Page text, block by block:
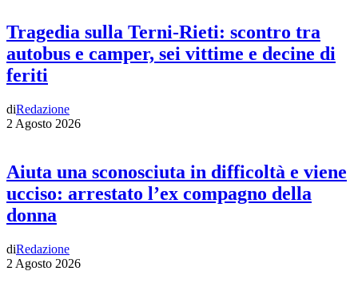
Tragedia sulla Terni-Rieti: scontro tra
autobus e camper, sei vittime e decine di
feriti
diRedazione
2 Agosto 2026
Aiuta una sconosciuta in difficoltà e viene
ucciso: arrestato l’ex compagno della
donna
diRedazione
2 Agosto 2026